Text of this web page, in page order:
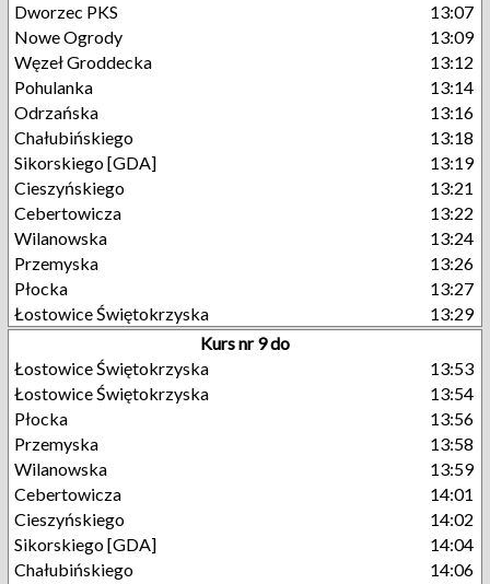
Dworzec PKS
13:07
Nowe Ogrody
13:09
Węzeł Groddecka
13:12
Pohulanka
13:14
Odrzańska
13:16
Chałubińskiego
13:18
Sikorskiego [GDA]
13:19
Cieszyńskiego
13:21
Cebertowicza
13:22
Wilanowska
13:24
Przemyska
13:26
Płocka
13:27
Łostowice Świętokrzyska
13:29
Kurs nr 9 do
Łostowice Świętokrzyska
13:53
Łostowice Świętokrzyska
13:54
Płocka
13:56
Przemyska
13:58
Wilanowska
13:59
Cebertowicza
14:01
Cieszyńskiego
14:02
Sikorskiego [GDA]
14:04
Chałubińskiego
14:06